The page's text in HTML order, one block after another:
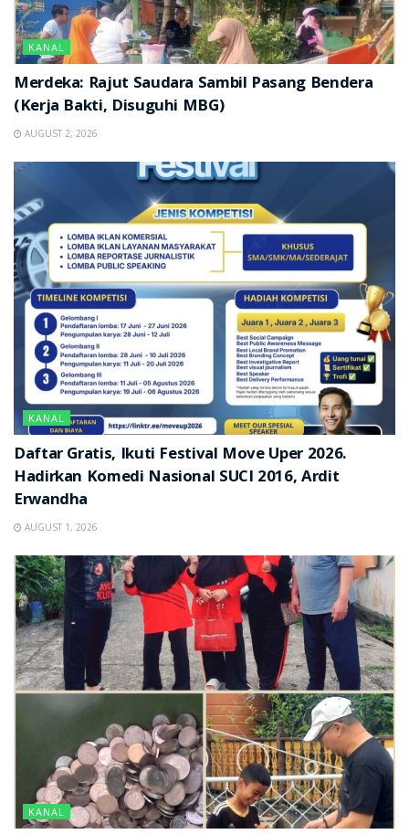
KANAL
Merdeka: Rajut Saudara Sambil Pasang Bendera
(Kerja Bakti, Disuguhi MBG)
AUGUST 2, 2026
KANAL
Daftar Gratis, Ikuti Festival Move Uper 2026.
Hadirkan Komedi Nasional SUCI 2016, Ardit
Erwandha
AUGUST 1, 2026
KANAL